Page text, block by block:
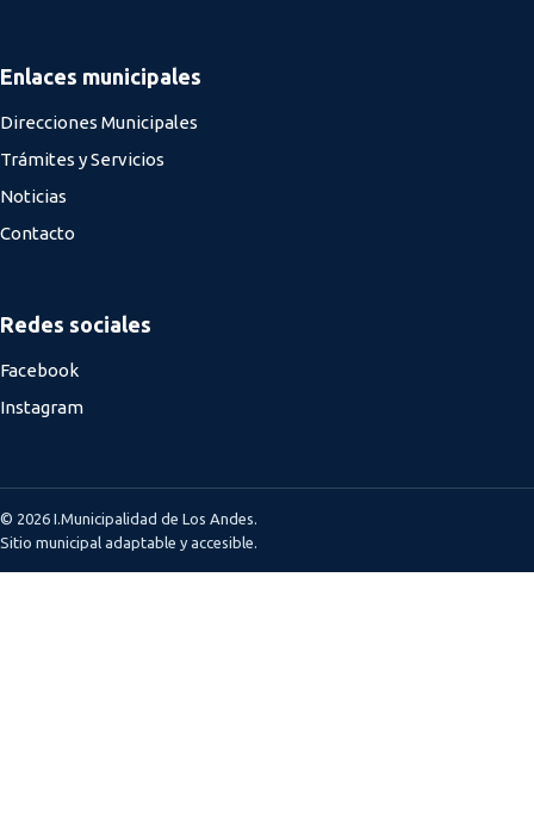
Enlaces municipales
Direcciones Municipales
Trámites y Servicios
Noticias
Contacto
Redes sociales
Facebook
Instagram
© 2026 I.Municipalidad de Los Andes.
Sitio municipal adaptable y accesible.